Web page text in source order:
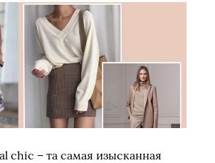
chic – та самая изысканная